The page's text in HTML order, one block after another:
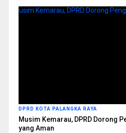
DPRD KOTA PALANGKA RAYA
Musim Kemarau, DPRD Dorong
yang Aman